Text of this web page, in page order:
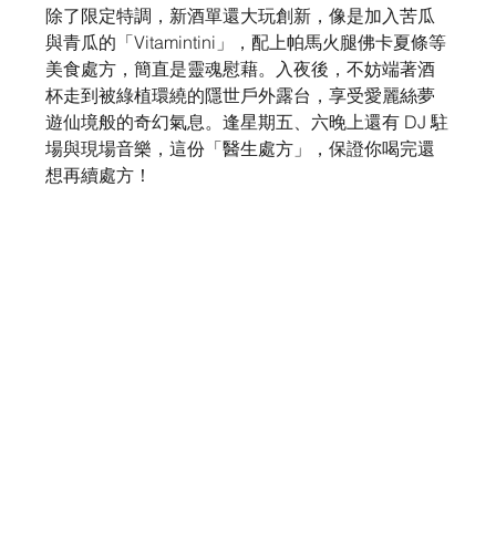
除了限定特調，新酒單還大玩創新，像是加入苦瓜
與青瓜的「Vitamintini」，配上帕馬火腿佛卡夏條等
美食處方，簡直是靈魂慰藉。入夜後，不妨端著酒
杯走到被綠植環繞的隱世戶外露台，享受愛麗絲夢
遊仙境般的奇幻氣息。逢星期五、六晚上還有 DJ 駐
場與現場音樂，這份「醫生處方」，保證你喝完還
想再續處方！